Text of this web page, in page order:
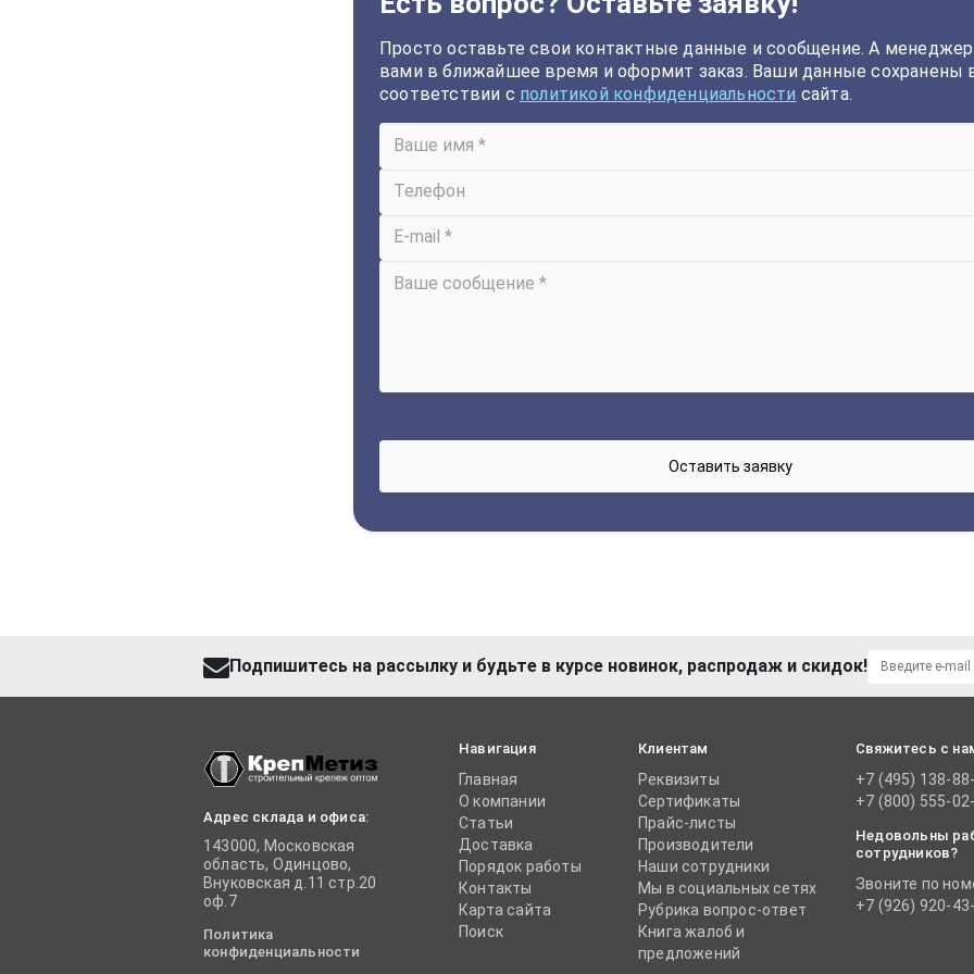
Просто оставьте свои контактные данные и сообщение. А
вами в ближайшее время и оформит заказ. Ваши данные сохранены
соответствии с политикой конфиденциальности сайта.
Подпишитесь на рассылку и будьте в курсе новинок, распродаж и скидок!
Адрес склада и офиса:
143000, Московская
область, Одинцово,
Внуковская д.11 стр.20
оф.7
Политика
конфиденциальности
Навигация
Главная
О компании
Статьи
Доставка
Порядок работы
Контакты
Карта сайта
Поиск
Клиентам
Реквизиты
Сертификаты
Прайс-листы
Производители
Наши сотрудники
Мы в социальных сетях
Рубрика вопрос-ответ
Книга жалоб и
предложений
Свяжитесь с
+7 (495) 138-
+7 (800) 555-
Недовольны
сотрудников?
Звоните по
+7 (926) 920-